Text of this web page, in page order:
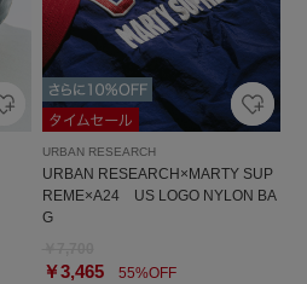
URBAN RESEARCH
URBAN RESEARCH×MARTY SUP
REME×A24 US LOGO NYLON BA
G
￥3,46555%OFF